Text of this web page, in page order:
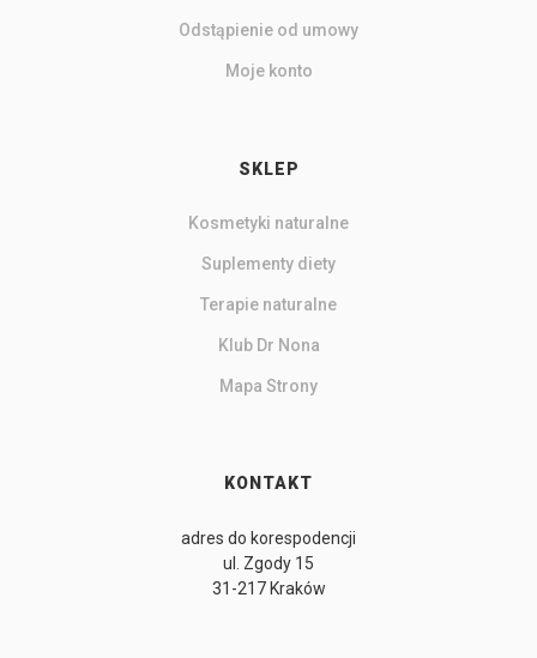
Odstąpienie od umowy
Moje konto
SKLEP
Kosmetyki naturalne
Suplementy diety
Terapie naturalne
Klub Dr Nona
Mapa Strony
KONTAKT
adres do korespodencji
ul. Zgody 15
31-217 Kraków